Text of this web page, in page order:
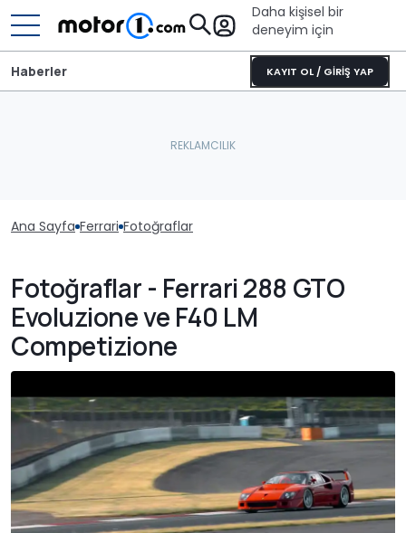
Daha kişisel bir
deneyim için
KAYIT OL / GİRİŞ YAP
Haberler
Ana Sayfa Ferrari Fotoğraflar
Fotoğraflar - Ferrari 288 GTO
Evoluzione ve F40 LM
Competizione